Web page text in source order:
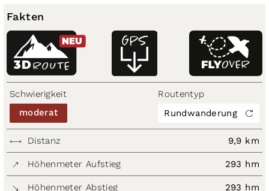
Fakten
ROUTE
3D
NEU
Schwierigkeit
moderat
Routentyp
Rundwanderung
Distanz 9,9 km
Höhenmeter Aufstieg 293 hm
Höhenmeter Abstieg 293 hm